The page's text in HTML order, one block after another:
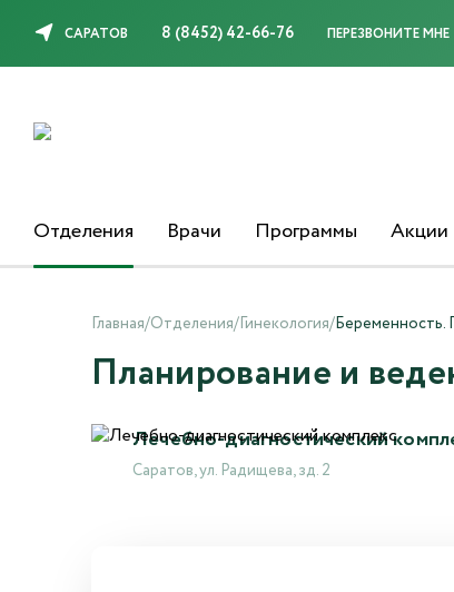
САРАТОВ 8 (8452) 42-66-76 ПЕРЕЗВОНИТЕ МНЕ
Отделения Врачи Программы Акции
Главная/Отделения/Гинекология/Беременность.
Планирование и
Лечебно-диагностический
Саратов, ул. Радищева, зд. 2